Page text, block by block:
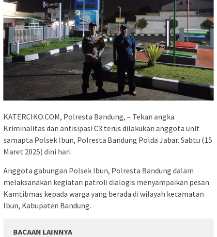
KATERCIKO.COM, Polresta Bandung, – Tekan angka
Kriminalitas dan antisipasi C3 terus dilakukan anggota unit
samapta Polsek Ibun, Polresta Bandung Polda Jabar. Sabtu (15
Maret 2025) dini hari
Anggota gabungan Polsek Ibun, Polresta Bandung dalam
melaksanakan kegiatan patroli dialogis menyampaikan pesan
Kamtibmas kepada warga yang berada di wilayah kecamatan
Ibun, Kabupaten Bandung.
BACAAN LAINNYA